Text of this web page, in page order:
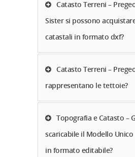
Catasto Terreni –
Sister si possono
catastali in formato dxf?
Catasto Terreni –
rappresentano le tettoie?
Topografia e Catasto –
scaricabile il Modello Unico
in formato editabile?